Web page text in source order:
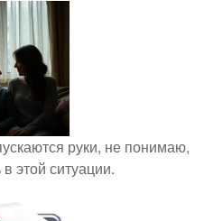
руки, не понимаю,
этой ситуации.